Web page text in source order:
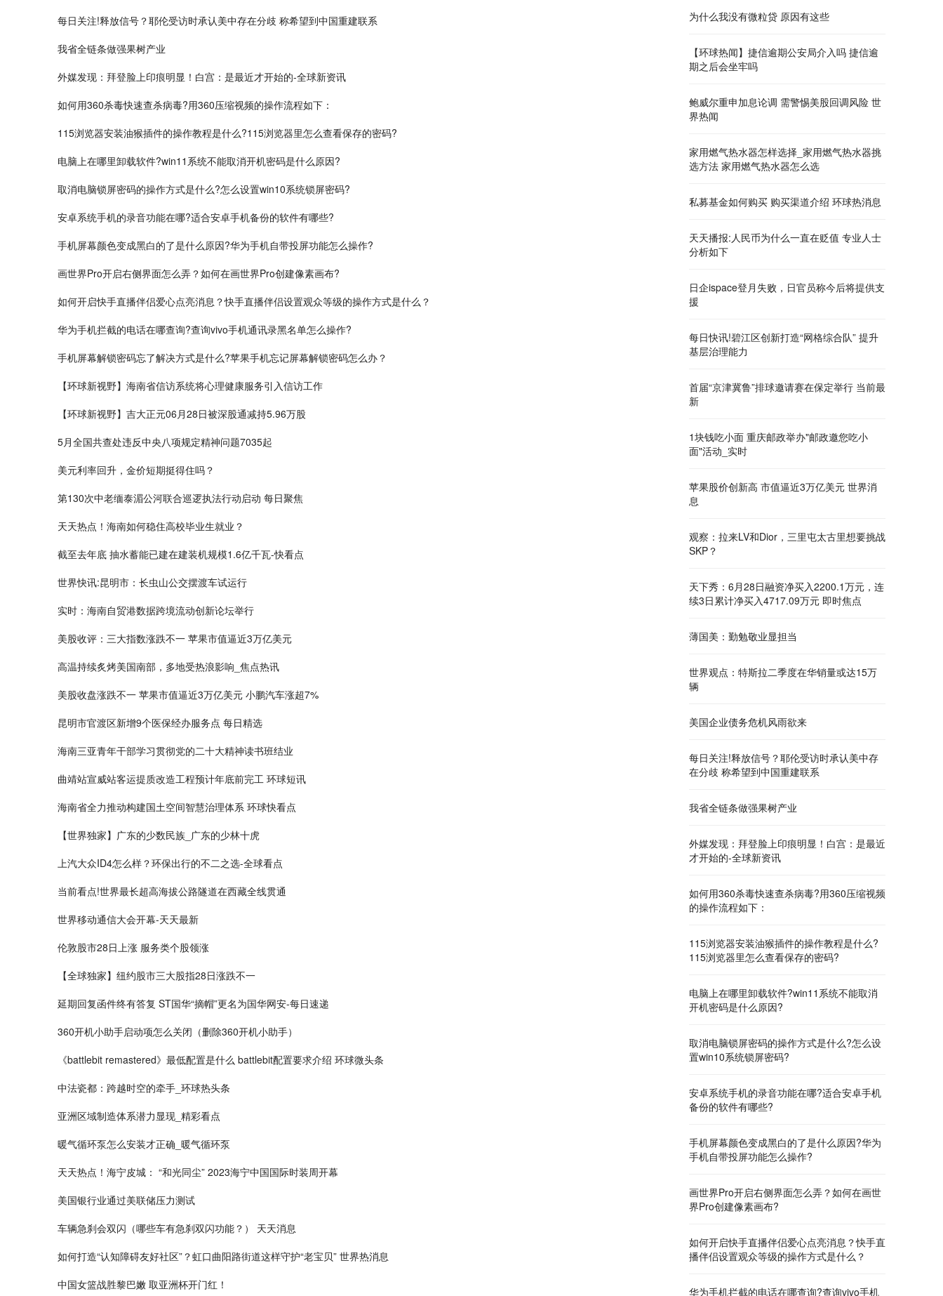
每日关注!释放信号？耶伦受访时承认美中存在分歧 称希望到中国重建联系
我省全链条做强果树产业
外媒发现：拜登脸上印痕明显！白宫：是最近才开始的-全球新资讯
如何用360杀毒快速查杀病毒?用360压缩视频的操作流程如下：
115浏览器安装油猴插件的操作教程是什么?115浏览器里怎么查看保存的密码?
电脑上在哪里卸载软件?win11系统不能取消开机密码是什么原因?
取消电脑锁屏密码的操作方式是什么?怎么设置win10系统锁屏密码?
安卓系统手机的录音功能在哪?适合安卓手机备份的软件有哪些?
手机屏幕颜色变成黑白的了是什么原因?华为手机自带投屏功能怎么操作?
画世界Pro开启右侧界面怎么弄？如何在画世界Pro创建像素画布?
如何开启快手直播伴侣爱心点亮消息？快手直播伴侣设置观众等级的操作方式是什么？
华为手机拦截的电话在哪查询?查询vivo手机通讯录黑名单怎么操作?
手机屏幕解锁密码忘了解决方式是什么?苹果手机忘记屏幕解锁密码怎么办？
【环球新视野】海南省信访系统将心理健康服务引入信访工作
【环球新视野】吉大正元06月28日被深股通减持5.96万股
5月全国共查处违反中央八项规定精神问题7035起
美元利率回升，金价短期挺得住吗？
第130次中老缅泰湄公河联合巡逻执法行动启动 每日聚焦
天天热点！海南如何稳住高校毕业生就业？
截至去年底 抽水蓄能已建在建装机规模1.6亿千瓦-快看点
世界快讯:昆明市：长虫山公交摆渡车试运行
实时：海南自贸港数据跨境流动创新论坛举行
美股收评：三大指数涨跌不一 苹果市值逼近3万亿美元
高温持续炙烤美国南部，多地受热浪影响_焦点热讯
美股收盘涨跌不一 苹果市值逼近3万亿美元 小鹏汽车涨超7%
昆明市官渡区新增9个医保经办服务点 每日精选
海南三亚青年干部学习贯彻党的二十大精神读书班结业
曲靖站宣威站客运提质改造工程预计年底前完工 环球短讯
海南省全力推动构建国土空间智慧治理体系 环球快看点
【世界独家】广东的少数民族_广东的少林十虎
上汽大众ID4怎么样？环保出行的不二之选-全球看点
当前看点!世界最长超高海拔公路隧道在西藏全线贯通
世界移动通信大会开幕-天天最新
伦敦股市28日上涨 服务类个股领涨
【全球独家】纽约股市三大股指28日涨跌不一
延期回复函件终有答复 ST国华“摘帽”更名为国华网安-每日速递
360开机小助手启动项怎么关闭（删除360开机小助手）
《battlebit remastered》最低配置是什么 battlebit配置要求介绍 环球微头条
中法瓷都：跨越时空的牵手_环球热头条
亚洲区域制造体系潜力显现_精彩看点
暖气循环泵怎么安装才正确_暖气循环泵
天天热点！海宁皮城： “和光同尘” 2023海宁中国国际时装周开幕
美国银行业通过美联储压力测试
车辆急刹会双闪（哪些车有急刹双闪功能？） 天天消息
如何打造“认知障碍友好社区”？虹口曲阳路街道这样守护“老宝贝” 世界热消息
中国女篮战胜黎巴嫩 取亚洲杯开门红！
为什么我没有微粒贷 原因有这些
【环球热闻】捷信逾期公安局介入吗 捷信逾
期之后会坐牢吗
鲍威尔重申加息论调 需警惕美股回调风险 世
界热闻
家用燃气热水器怎样选择_家用燃气热水器挑
选方法 家用燃气热水器怎么选
私募基金如何购买 购买渠道介绍 环球热消息
天天播报:人民币为什么一直在贬值 专业人士
分析如下
日企ispace登月失败，日官员称今后将提供支
援
每日快讯!碧江区创新打造“网格综合队” 提升
基层治理能力
首届“京津冀鲁”排球邀请赛在保定举行 当前最
新
1块钱吃小面 重庆邮政举办"邮政邀您吃小
面"活动_实时
苹果股价创新高 市值逼近3万亿美元 世界消
息
观察：拉来LV和Dior，三里屯太古里想要挑战
SKP？
天下秀：6月28日融资净买入2200.1万元，连
续3日累计净买入4717.09万元 即时焦点
薄国美：勤勉敬业显担当
世界观点：特斯拉二季度在华销量或达15万
辆
美国企业债务危机风雨欲来
每日关注!释放信号？耶伦受访时承认美中存
在分歧 称希望到中国重建联系
我省全链条做强果树产业
外媒发现：拜登脸上印痕明显！白宫：是最近
才开始的-全球新资讯
如何用360杀毒快速查杀病毒?用360压缩视频
的操作流程如下：
115浏览器安装油猴插件的操作教程是什么?
115浏览器里怎么查看保存的密码?
电脑上在哪里卸载软件?win11系统不能取消
开机密码是什么原因?
取消电脑锁屏密码的操作方式是什么?怎么设
置win10系统锁屏密码?
安卓系统手机的录音功能在哪?适合安卓手机
备份的软件有哪些?
手机屏幕颜色变成黑白的了是什么原因?华为
手机自带投屏功能怎么操作?
画世界Pro开启右侧界面怎么弄？如何在画世
界Pro创建像素画布?
如何开启快手直播伴侣爱心点亮消息？快手直
播伴侣设置观众等级的操作方式是什么？
华为手机拦截的电话在哪查询?查询vivo手机